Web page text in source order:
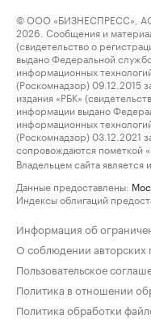
© ООО «БИЗНЕСПРЕСС»,
2026. Сообщения и
(свидетельство о
выдано Федеральной
информационных
(Роскомнадзор)
издания «РБК»
информации выдано
информационных
(Роскомнадзор)
сопровождаются пометкой
Владельцем сайта является
Данные предоставлены:
Индексы облигаций
Информация об
О соблюдении авторских
Пользовательское
Политика в отношении
Политика обработки